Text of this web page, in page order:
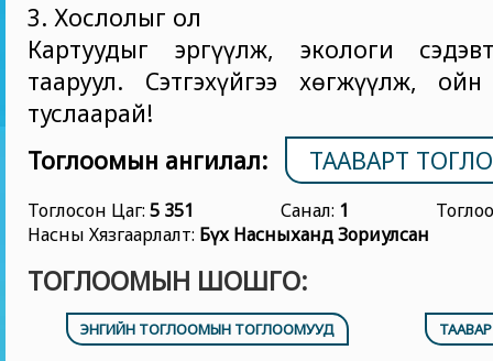
3. Хослолыг ол
Картуудыг эргүүлж, экологи
тааруул. Сэтгэхүйгээ хөгжүүлж, ойн
туслаарай!
Тоглоомын ангилал:
ТААВАРТ
Тоглосон Цаг: 5 351 Санал: 1
Насны Хязгаарлалт: Бүх Насныханд Зориулсан
ТОГЛООМЫН ШОШГО:
ЭНГИЙН ТОГЛООМЫН ТОГЛООМУУД